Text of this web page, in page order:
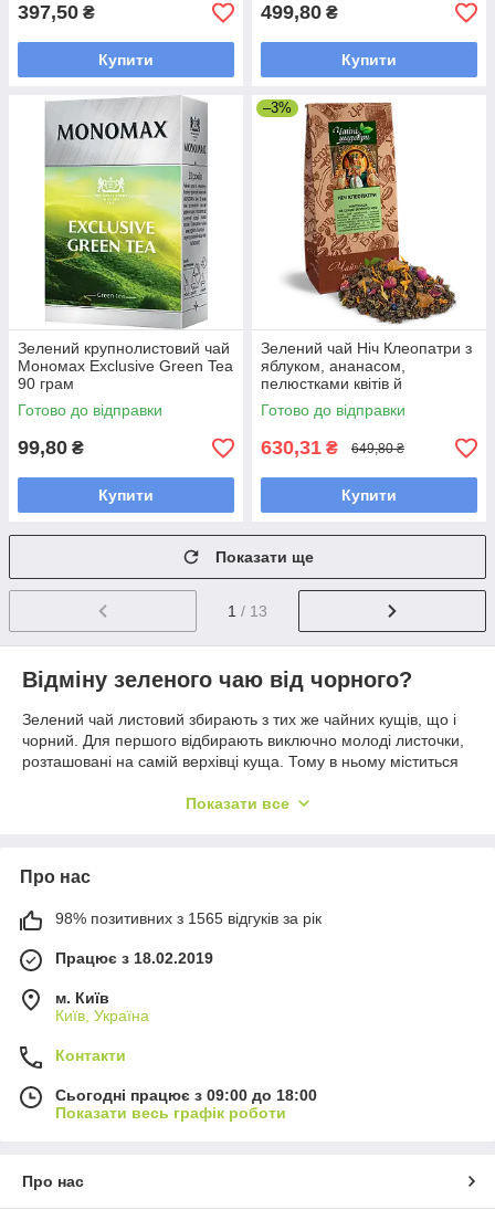
397,50 ₴
Купити
499,80 ₴
Купити
Зелений крупнолистовий чай
Мономах Exclusive Green Tea
90 грам
Готово до відправки
99,80 ₴
Купити
–3%
Зелений чай Ніч Клеопатри з
яблуком, ананасом,
пелюстками квітів й
ароматом малини 500 грам
Готово до відправки
630,31 ₴ 649,80 ₴
Купити
Показати ще
1 / 13
Відміну зеленого чаю від чорного?
Зелений чай листовий збирають з тих же чайних кущів, що і
чорний. Для першого відбирають виключно молоді листочки,
розташовані на самій верхівці куща. Тому в ньому міститься
Основна відмінність листового зеленого чаю від чорного
піддають ферментації, або повністю її виключають. Тому
жовтого до насичено зеленого з коричневим відтінком.
Як вибирати?
Показати все
Про нас
98% позитивних з 1565 відгуків за рік
Працює з 18.02.2019
м. Київ
Київ, Україна
Контакти
Сьогодні працює з 09:00 до 18:00
Показати весь графік роботи
Про нас